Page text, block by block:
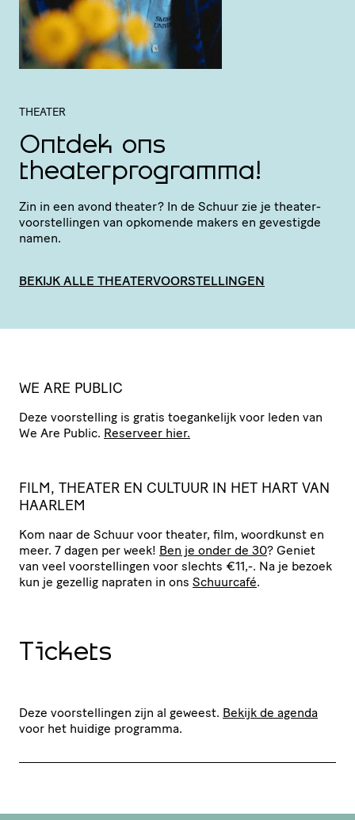
THEATER
Ontdek ons
theaterprogramma!
Zin in een avond theater? In de Schuur zie je thea­ter­
voor­stel­lingen van opkomende makers en gevestigde
namen.
BEKIJK ALLE THEATERVOORSTELLINGEN
WE ARE PUBLIC
Deze voor­stel­ling is gratis toegan­ke­lijk voor leden van
We Are Public. Reserveer hier.
FILM, THEATER EN CULTUUR IN HET HART VAN
HAARLEM
Kom naar de Schuur voor theater, film, woordkunst en
meer. 7 dagen per week! Ben je onder de 30? Geniet
van veel voor­stel­lingen voor slechts €11,-. Na je bezoek
kun je gezellig napraten in ons Schuurcafé.
Tickets
Deze voorstellingen zijn al geweest. Bekijk de agenda
voor het huidige programma.